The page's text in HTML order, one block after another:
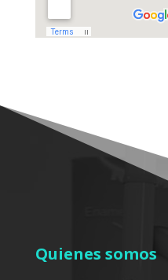
Quienes somos